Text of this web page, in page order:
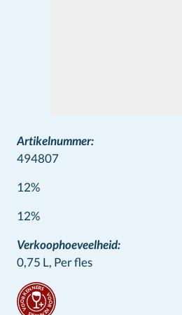
Artikelnummer:
494807
12%
Wine info
12%
Verkoophoeveelheid:
0,75 L, Per fles
Stamps